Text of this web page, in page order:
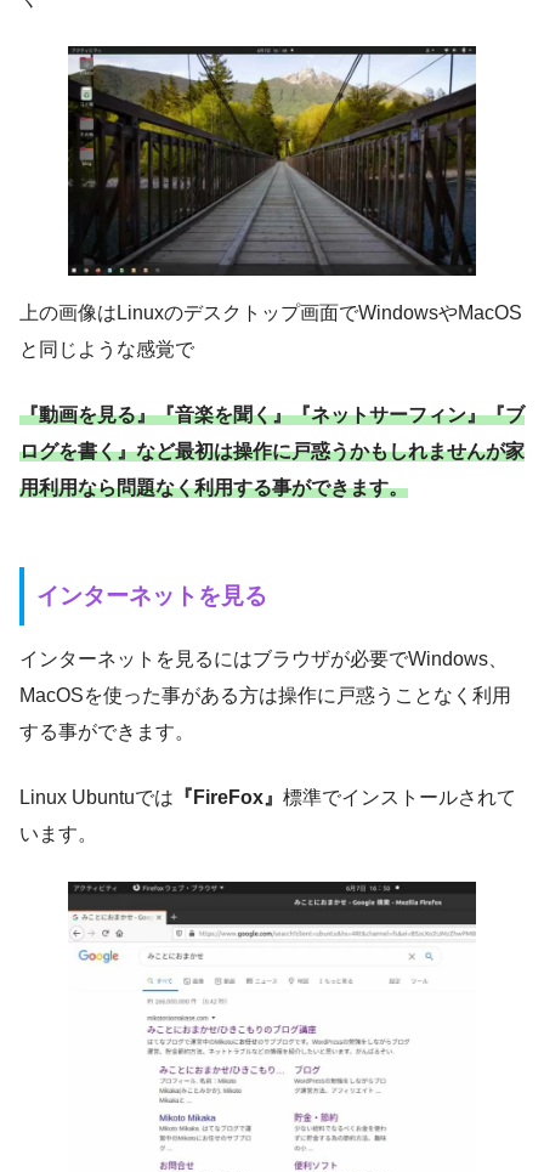
上の画像はLinuxのデスクトップ画面でWindowsやMacOS
と同じような感覚で
『動画を見る』『音楽を聞く』『ネットサーフィン』『ブ
ログを書く』など最初は操作に戸惑うかもしれませんが家
用利用なら問題なく利用する事ができます。
インターネットを見る
インターネットを見るにはブラウザが必要でWindows、
MacOSを使った事がある方は操作に戸惑うことなく利用
する事ができます。
Linux Ubuntuでは 『FireFox』 標準でインストールされて
います。